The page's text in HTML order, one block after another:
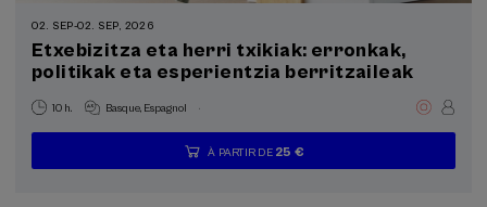
Objectifs de développement durable
02. SEP-02. SEP, 2026
Etxebizitza eta herri txikiak: erronkak,
politikak eta esperientzia berritzaileak
10 h. Basque Espagnol .
...
À PARTIR DE 25 €
Dernières
places
Gratuit
Date
passée
Liste
d'attente
Période
d'inscription